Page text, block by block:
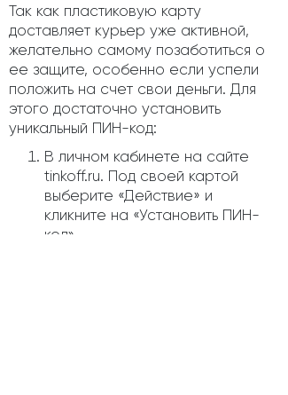
Так как пластиковую карту
доставляет курьер уже активной,
желательно самому позаботиться о
ее защите, особенно если успели
положить на счет свои деньги. Для
этого достаточно установить
уникальный ПИН-код:
В личном кабинете на сайте
tinkoff.ru. Под своей картой
выберите «Действие» и
кликните на «Установить ПИН-
код».